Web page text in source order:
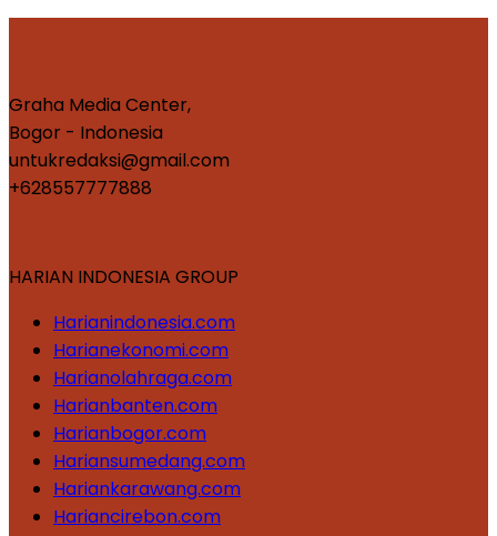
Graha Media Center,
Bogor - Indonesia
untukredaksi@gmail.com
+628557777888
HARIAN INDONESIA GROUP
Harianindonesia.com
Harianekonomi.com
Harianolahraga.com
Harianbanten.com
Harianbogor.com
Hariansumedang.com
Hariankarawang.com
Hariancirebon.com